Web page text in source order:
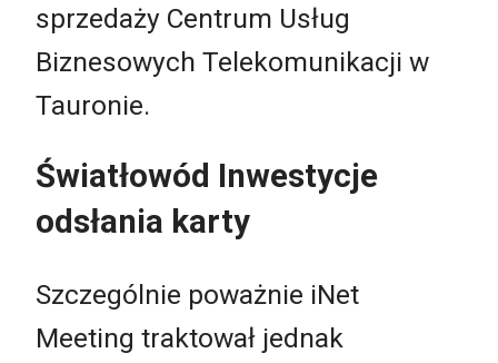
sprzedaży Centrum Usług
Biznesowych Telekomunikacji w
Tauronie.
Światłowód Inwestycje
odsłania karty
Szczególnie poważnie iNet
Meeting traktował jednak